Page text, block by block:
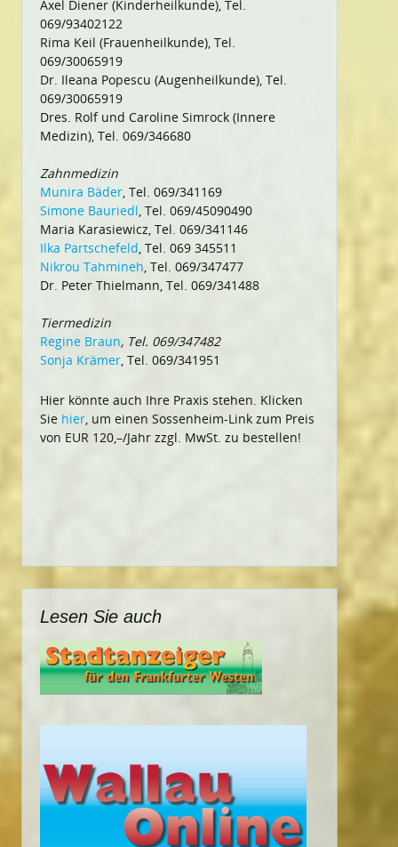
Axel Diener (Kinderheilkunde), Tel.
069/93402122
Rima Keil (Frauenheilkunde), Tel.
069/30065919
Dr. Ileana Popescu (Augenheilkunde), Tel.
069/30065919
Dres. Rolf und Caroline Simrock (Innere
Medizin), Tel. 069/346680
Zahnmedizin
Munira Bäder , Tel. 069/341169
Simone Bauriedl , Tel. 069/45090490
Maria Karasiewicz, Tel. 069/341146
Ilka Partschefeld , Tel. 069 345511
Nikrou Tahmineh , Tel. 069/347477
Dr. Peter Thielmann, Tel. 069/341488
Tiermedizin
Regine Braun, Tel. 069/347482
Sonja Krämer , Tel. 069/341951
Hier könnte auch Ihre Praxis stehen. Klicken
Sie hier , um einen Sossenheim-Link zum Preis
von EUR 120,–/Jahr zzgl. MwSt. zu bestellen!
Lesen Sie auch